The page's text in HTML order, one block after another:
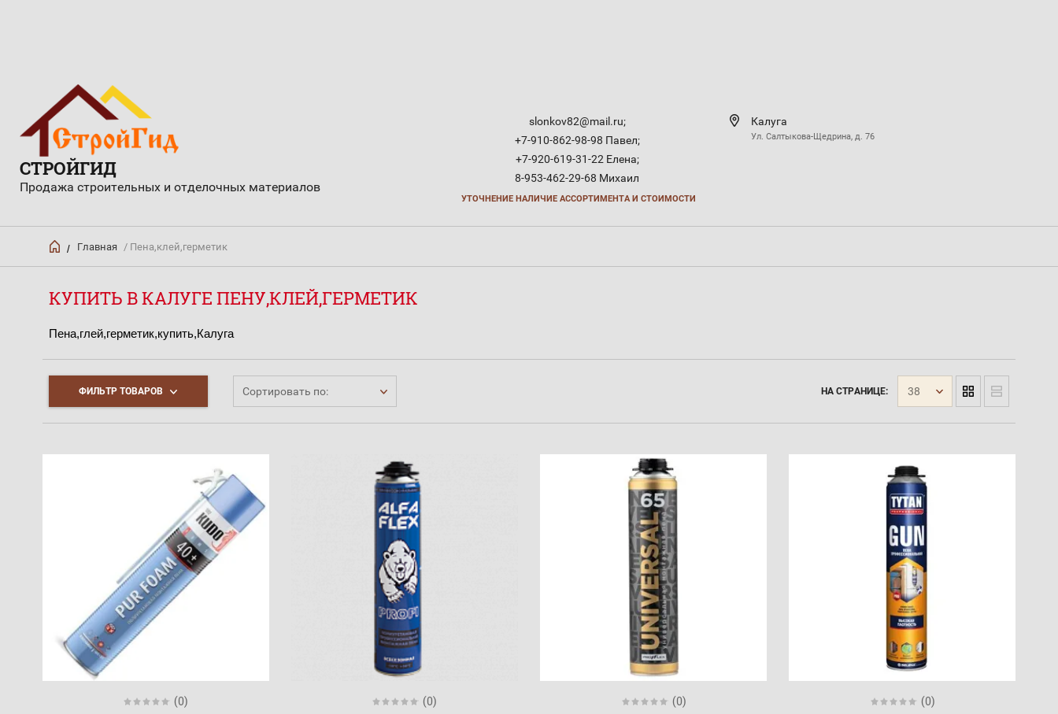
СТРОЙГИД
Продажа строительных и отделочных материалов
slonkov82@mail.ru;
+7-910-862-98-98 Павел;
+7-920-619-31-22 Елена;
8-953-462-29-68 Михаил
УТОЧНЕНИЕ НАЛИЧИЕ АССОРТИМЕНТА И СТОИМОСТИ
Калуга
Ул. Салтыкова-Щедрина, д. 76
/ Главная / Пена,клей,герметик
КУПИТЬ В КАЛУГЕ ПЕНУ,КЛЕЙ,ГЕРМЕТИК
Пена,глей,герметик,купить,Калуга
ФИЛЬТР ТОВАРОВ Сортировать по: НА СТРАНИЦЕ: 38
(0) (0) (0) (0)